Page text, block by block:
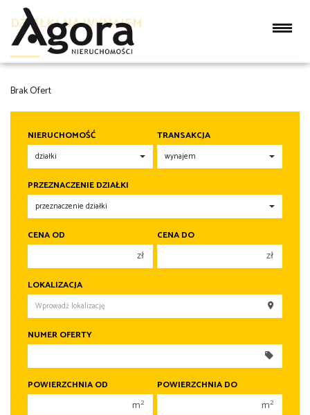
DZIAŁKI NA WYNAJEM
Brak Ofert
NIERUCHOMOŚĆ TRANSAKCJA
PRZEZNACZENIE DZIAŁKI
CENA OD
zł
200 000 zł
250 000 zł
300 000 zł
400 000 zł
CENA DO
zł
200 000 zł
250 000 zł
400 000 zł
LOKALIZACJA
NUMER OFERTY
POWIERZCHNIA OD
m2
POWIERZCHNIA DO
m2